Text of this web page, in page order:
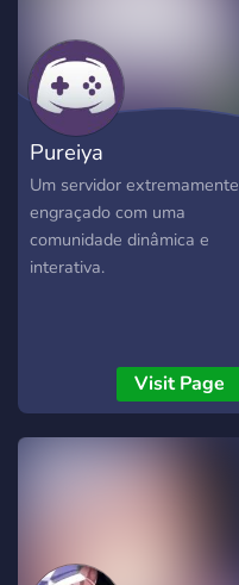
Pureiya
Um servidor extremamente
engraçado com uma
comunidade dinâmica e
interativa.
Visit Page